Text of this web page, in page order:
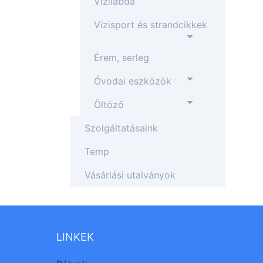
Vízisport és strandcikkek
Érem, serleg
Óvodai eszközök
Öltöző
Szolgáltatásaink
Temp
Vásárlási utalványok
LINKEK